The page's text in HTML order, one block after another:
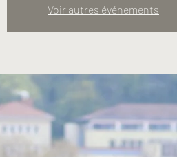
Voir autres événements